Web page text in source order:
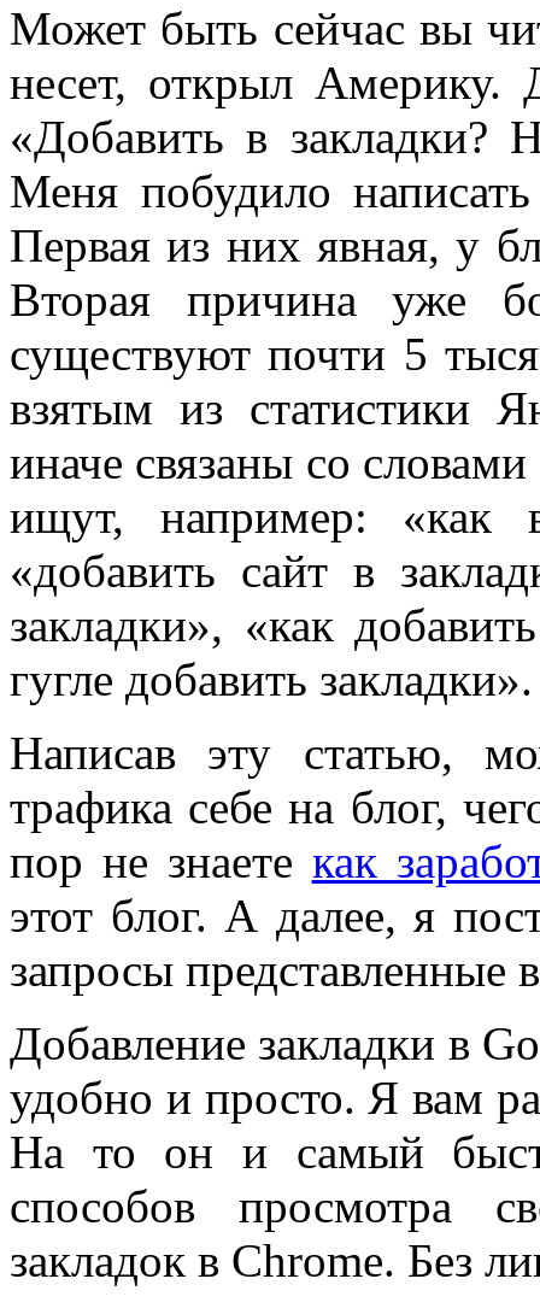
Может быть сейчас вы
несет, открыл Америку.
«Добавить в
Меня побудило
Первая из них явная, у
Вторая причина уже
существуют почти 5
взятым из статистики
иначе связаны со
ищут, например: «как
«добавить сайт в
закладки», «как
гугле добавить закладки».
Написав эту статью,
трафика себе на блог,
пор не знаете как
этот блог. А далее, я
запросы представленные
Добавление закладки в
удобно и просто. Я вам
На то он и самый
способов просмотра
закладок в Chrome. Без